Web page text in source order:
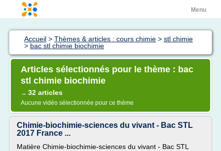
Menu
Accueil > Thèmes & articles : cours chimie > stl chimie
> bac stl chimie biochimie
Articles sélectionnés pour le thème : bac
stl chimie biochimie
→ 32 articles
Aucune vidéo sélectionnée pour ce thème
Chimie-biochimie-sciences du vivant - Bac STL
2017 France ...
Matière Chimie-biochimie-sciences du vivant - Bac STL